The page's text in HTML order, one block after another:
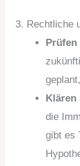
3. Rechtliche
Prüfen
Klären
die
gibt es